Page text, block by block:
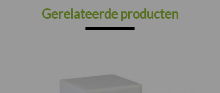
Gerelateerde producten